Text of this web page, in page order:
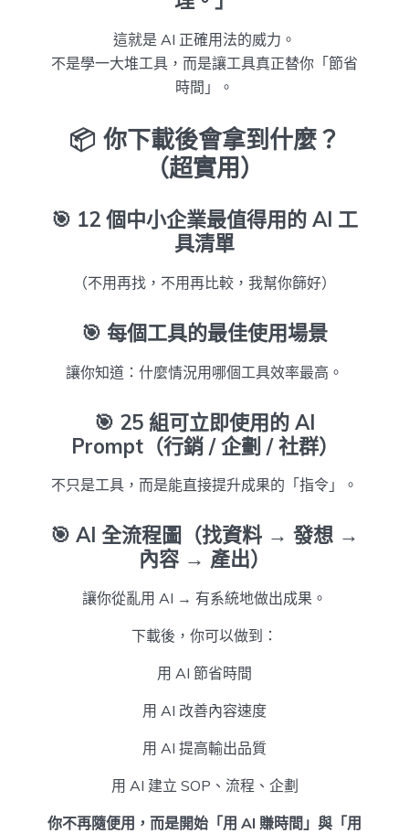
這就是 AI 正確用法的威力。
不是學一大堆工具，而是讓工具真正替你「節省
時間」。
📦 你下載後會拿到什麼？
（超實用）
🎯 12 個中小企業最值得用的 AI 工
具清單
（不用再找，不用再比較，我幫你篩好）
🎯 每個工具的最佳使用場景
讓你知道：什麼情況用哪個工具效率最高。
🎯 25 組可立即使用的 AI
Prompt（行銷 / 企劃 / 社群）
不只是工具，而是能直接提升成果的「指令」。
🎯 AI 全流程圖（找資料 → 發想 →
內容 → 產出）
讓你從亂用 AI → 有系統地做出成果。
下載後，你可以做到：
用 AI 節省時間
用 AI 改善內容速度
用 AI 提高輸出品質
用 AI 建立 SOP、流程、企劃
你不再隨便用，而是開始「用 AI 賺時間」與「用